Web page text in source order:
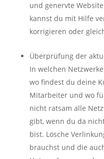
und genervte
kannst du mit Hilfe
korrigieren oder
Überprüfung der
In welchen
wo findest du deine
Mitarbeiter und wo
nicht ratsam alle
gibt, wenn du da
bist. Lösche
brauchst und die